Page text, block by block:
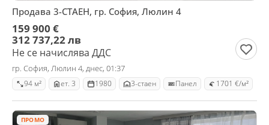
Продава 3-СТАЕН, гр. София, Люлин 4
159 900 €
312 737,22 лв
Не се начислява ДДС
гр. София, Люлин 4, днес, 01:37
94 м² ет. 3 1980 3-стаен Панел 1701 €/м²
ПРОМО